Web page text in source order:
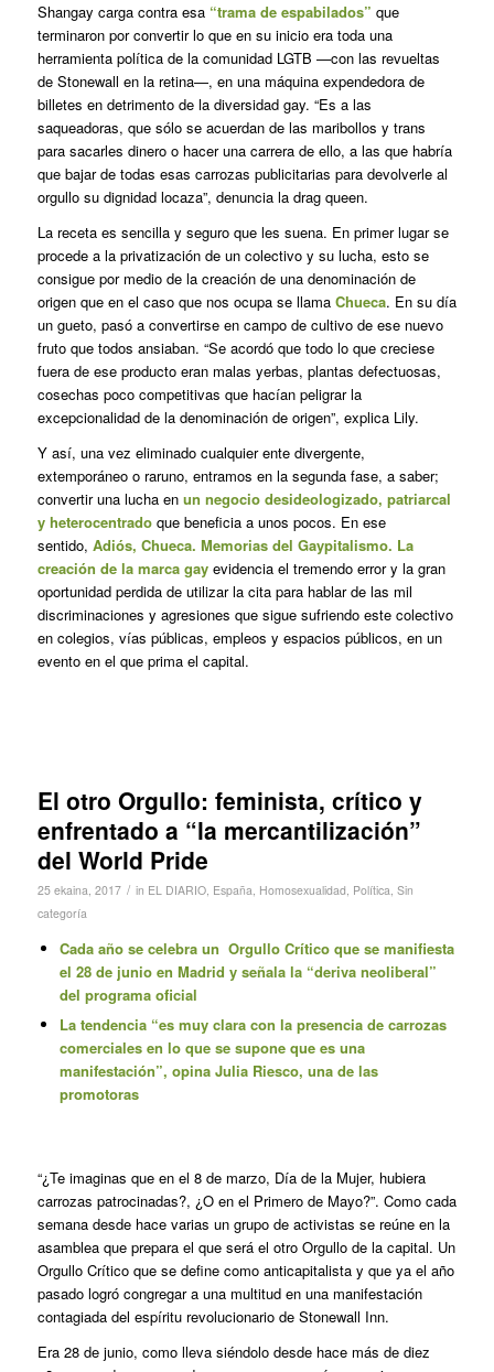
Shangay carga contra esa “trama de espabilados” que
terminaron por convertir lo que en su inicio era toda una
herramienta política de la comunidad LGTB —con las revueltas
de Stonewall en la retina—, en una máquina expendedora de
billetes en detrimento de la diversidad gay. “Es a las
saqueadoras, que sólo se acuerdan de las maribollos y trans
para sacarles dinero o hacer una carrera de ello, a las que habría
que bajar de todas esas carrozas publicitarias para devolverle al
orgullo su dignidad locaza”, denuncia la drag queen.
La receta es sencilla y seguro que les suena. En primer lugar se
procede a la privatización de un colectivo y su lucha, esto se
consigue por medio de la creación de una denominación de
origen que en el caso que nos ocupa se llama Chueca. En su día
un gueto, pasó a convertirse en campo de cultivo de ese nuevo
fruto que todos ansiaban. “Se acordó que todo lo que creciese
fuera de ese producto eran malas yerbas, plantas defectuosas,
cosechas poco competitivas que hacían peligrar la
excepcionalidad de la denominación de origen”, explica Lily.
Y así, una vez eliminado cualquier ente divergente,
extemporáneo o raruno, entramos en la segunda fase, a saber;
convertir una lucha en un negocio desideologizado, patriarcal
y heterocentradoque beneficia a unos pocos. En ese
sentido, Adiós, Chueca. Memorias del Gaypitalismo. La
creación de la marca gayevidencia el tremendo error y la gran
oportunidad perdida de utilizar la cita para hablar de las mil
discriminaciones y agresiones que sigue sufriendo este colectivo
en colegios, vías públicas, empleos y espacios públicos, en un
evento en el que prima el capital.
El otro Orgullo: feminista, crítico y
enfrentado a “la mercantilización”
del World Pride
25 ekaina, 2017 / in EL DIARIO, España, Homosexualidad, Política, Sin
categoría
Cada año se celebra un Orgullo Crítico que se manifiesta
el 28 de junio en Madrid y señala la “deriva neoliberal”
del programa oficial
La tendencia “es muy clara con la presencia de carrozas
comerciales en lo que se supone que es una
manifestación”, opina Julia Riesco, una de las
promotoras
“¿Te imaginas que en el 8 de marzo, Día de la Mujer, hubiera
carrozas patrocinadas?, ¿O en el Primero de Mayo?”. Como cada
semana desde hace varias un grupo de activistas se reúne en la
asamblea que prepara el que será el otro Orgullo de la capital. Un
Orgullo Crítico que se define como anticapitalista y que ya el año
pasado logró congregar a una multitud en una manifestación
contagiada del espíritu revolucionario de Stonewall Inn.
Era 28 de junio, como lleva siéndolo desde hace más de diez